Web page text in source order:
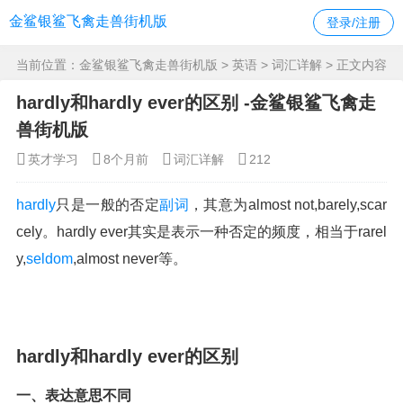
金鲨银鲨飞禽走兽街机版 登录/注册
当前位置： 金鲨银鲨飞禽走兽街机版 > 英语 > 词汇详解 > 正文内容
hardly和hardly ever的区别 -金鲨银鲨飞禽走
兽街机版
英才学习 8个月前 词汇详解 212
hardly只是一般的否定副词 ，其意为almost not,barely,scar
cely。hardly ever其实是表示一种否定的频度，相当于rarel
y,seldom,almost never等。
hardly和hardly ever的区别
一、表达意思不同